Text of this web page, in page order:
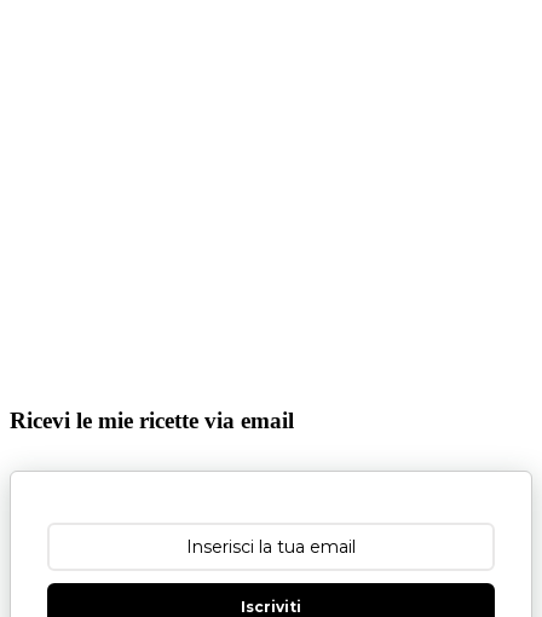
Ricevi le mie ricette via email
Iscriviti